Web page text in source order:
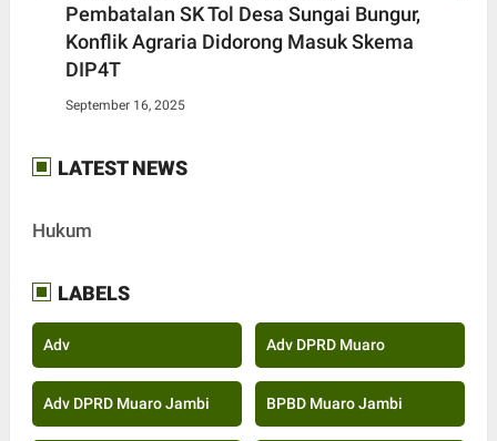
Pembatalan SK Tol Desa Sungai Bungur,
Konflik Agraria Didorong Masuk Skema
DIP4T
September 16, 2025
LATEST NEWS
Hukum
LABELS
Adv Adv DPRD Muaro
Adv DPRD Muaro Jambi BPBD Muaro Jambi